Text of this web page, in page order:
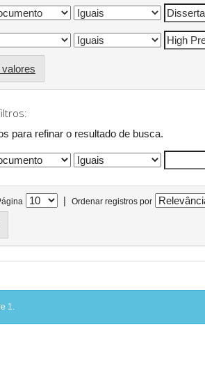
para refinar o resultado de busca.
| Ordenar registros por
1.